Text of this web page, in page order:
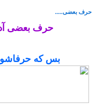
حرف بعضی.....
حرف بعضی
بس که